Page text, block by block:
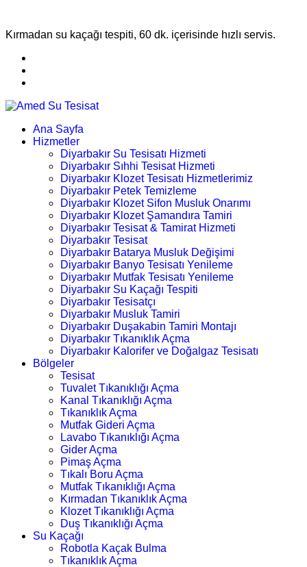
Kırmadan su kaçağı tespiti, 60 dk. içerisinde hızlı servis.
Ana Sayfa
Hizmetler
Diyarbakır Su Tesisatı Hizmeti
Diyarbakır Sıhhi Tesisat Hizmeti
Diyarbakır Klozet Tesisatı Hizmetlerimiz
Diyarbakır Petek Temizleme
Diyarbakır Klozet Sifon Musluk Onarımı
Diyarbakır Klozet Şamandıra Tamiri
Diyarbakır Tesisat & Tamirat Hizmeti
Diyarbakır Tesisat
Diyarbakır Batarya Musluk Değişimi
Diyarbakır Banyo Tesisatı Yenileme
Diyarbakır Mutfak Tesisatı Yenileme
Diyarbakır Su Kaçağı Tespiti
Diyarbakır Tesisatçı
Diyarbakır Musluk Tamiri
Diyarbakır Duşakabin Tamiri Montajı
Diyarbakır Tıkanıklık Açma
Diyarbakır Kalorifer ve Doğalgaz Tesisatı
Bölgeler
Tesisat
Tuvalet Tıkanıklığı Açma
Kanal Tıkanıklığı Açma
Tıkanıklık Açma
Mutfak Gideri Açma
Lavabo Tıkanıklığı Açma
Gider Açma
Pimaş Açma
Tıkalı Boru Açma
Mutfak Tıkanıklığı Açma
Kırmadan Tıkanıklık Açma
Klozet Tıkanıklığı Açma
Duş Tıkanıklığı Açma
Su Kaçağı
Robotla Kaçak Bulma
Tıkanıklık Açma